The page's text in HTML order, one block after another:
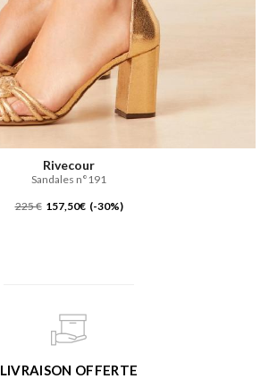
Rivecour
Sandales n°191
225 € 157,50€ (-30%)
LIVRAISON OFFERTE